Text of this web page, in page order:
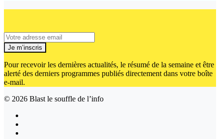
Je m’inscris
Pour recevoir les dernières actualités, le résumé de la semaine et être
alerté des derniers programmes publiés directement dans votre boîte
e-mail.
© 2026 Blast le souffle de l’info